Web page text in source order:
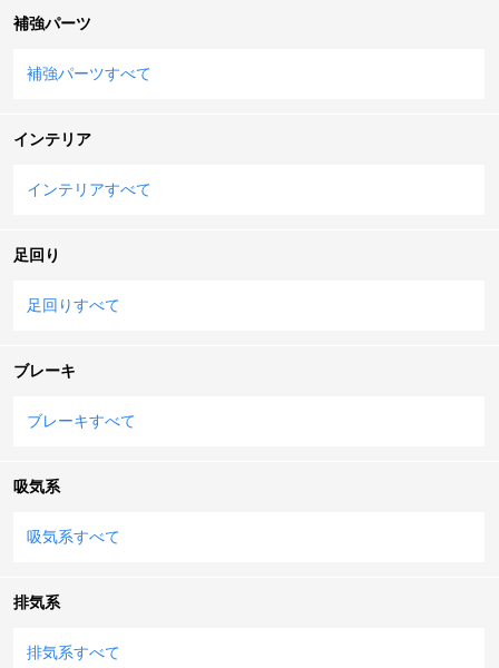
補強パーツ
補強パーツすべて
インテリア
インテリアすべて
足回り
足回りすべて
ブレーキ
ブレーキすべて
吸気系
吸気系すべて
排気系
排気系すべて